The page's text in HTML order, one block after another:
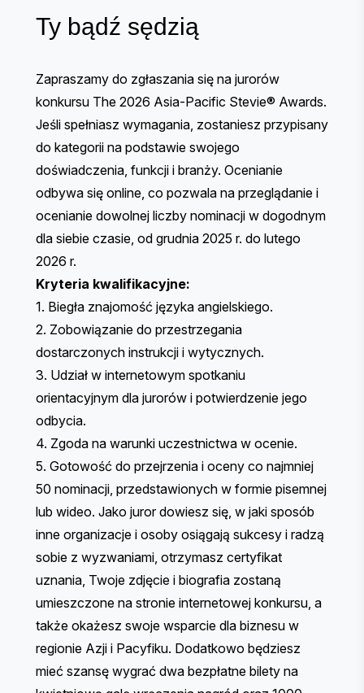
Ty bądź sędzią
Zapraszamy do zgłaszania się na jurorów
konkursu The 2026 Asia-Pacific Stevie® Awards.
Jeśli spełniasz wymagania, zostaniesz przypisany
do kategorii na podstawie swojego
doświadczenia, funkcji i branży. Ocenianie
odbywa się online, co pozwala na przeglądanie i
ocenianie dowolnej liczby nominacji w dogodnym
dla siebie czasie, od grudnia 2025 r. do lutego
2026 r.
Kryteria kwalifikacyjne:
1. Biegła znajomość języka angielskiego.
2. Zobowiązanie do przestrzegania
dostarczonych instrukcji i wytycznych.
3. Udział w internetowym spotkaniu
orientacyjnym dla jurorów i potwierdzenie jego
odbycia.
4. Zgoda na warunki uczestnictwa w ocenie.
5. Gotowość do przejrzenia i oceny co najmniej
50 nominacji, przedstawionych w formie pisemnej
lub wideo. Jako juror dowiesz się, w jaki sposób
inne organizacje i osoby osiągają sukcesy i radzą
sobie z wyzwaniami, otrzymasz certyfikat
uznania, Twoje zdjęcie i biografia zostaną
umieszczone na stronie internetowej konkursu, a
także okażesz swoje wsparcie dla biznesu w
regionie Azji i Pacyfiku. Dodatkowo będziesz
mieć szansę wygrać dwa bezpłatne bilety na